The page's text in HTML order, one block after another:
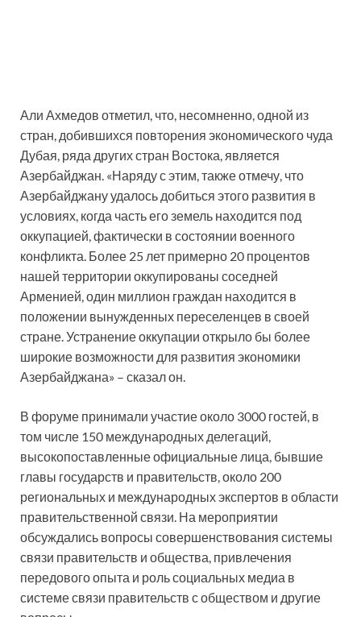
Али Ахмедов отметил, что, несомненно, одной из
стран, добившихся повторения экономического чуда
Дубая, ряда других стран Востока, является
Азербайджан. «Наряду с этим, также отмечу, что
Азербайджану удалось добиться этого развития в
условиях, когда часть его земель находится под
оккупацией, фактически в состоянии военного
конфликта. Более 25 лет примерно 20 процентов
нашей территории оккупированы соседней
Арменией, один миллион граждан находится в
положении вынужденных переселенцев в своей
стране. Устранение оккупации открыло бы более
широкие возможности для развития экономики
Азербайджана» – сказал он.
В форуме принимали участие около 3000 гостей, в
том числе 150 международных делегаций,
высокопоставленные официальные лица, бывшие
главы государств и правительств, около 200
региональных и международных экспертов в области
правительственной связи. На мероприятии
обсуждались вопросы совершенствования системы
связи правительств и общества, привлечения
передового опыта и роль социальных медиа в
системе связи правительств с обществом и другие